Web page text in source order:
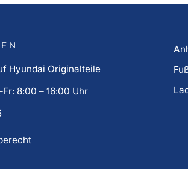
Hyundai Originalteile
8:00 – 16:00 Uhr